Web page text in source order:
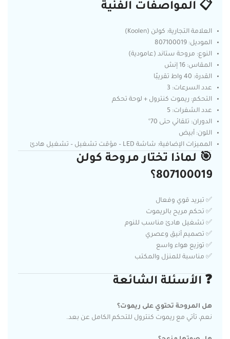
📋 المواصفات الفنية
العلامة التجارية: كولن (Koolen)
الموديل: 807100019
النوع: مروحة ستاند (عامودية)
المقاس: 16 إنش
القدرة: 40 واط تقريبًا
عدد السرعات: 3
التحكم: ريموت كنترول + لوحة تحكم
عدد الشفرات: 5
الدوران: تلقائي حتى 70°
اللون: أبيض
المميزات الإضافية: شاشة LED – مؤقت تشغيل – تشغيل هادئ
🎯 لماذا تختار مروحة كولن
807100019؟
✅ تبريد قوي وفعال
✅ تحكم مريح بالريموت
✅ تشغيل هادئ مناسب للنوم
✅ تصميم أنيق وعصري
✅ توزيع هواء واسع
✅ مناسبة للمنزل والمكتب
❓ الأسئلة الشائعة
هل المروحة تحتوي على ريموت؟
نعم، تأتي مع ريموت كنترول للتحكم الكامل عن بعد.